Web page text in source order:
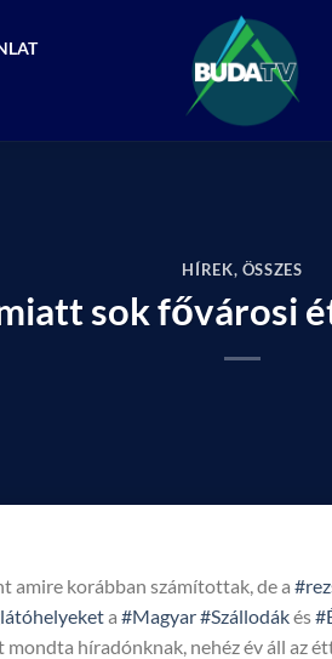
HÍREK, ÖSSZES
sok fővárosi
amire korábban számítottak, de a
a #Magyar#Szállodákés
mondta híradónknak, nehéz év áll az